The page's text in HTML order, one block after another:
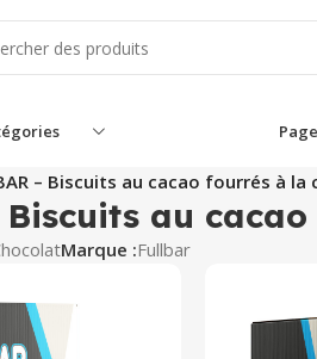
– Biscuits au cacao fourrés à la
Biscuits au
Marque :Fullbar